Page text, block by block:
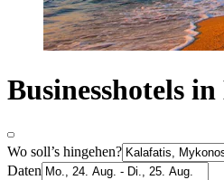
Businesshotels
Wo soll’s hingehen?
Daten